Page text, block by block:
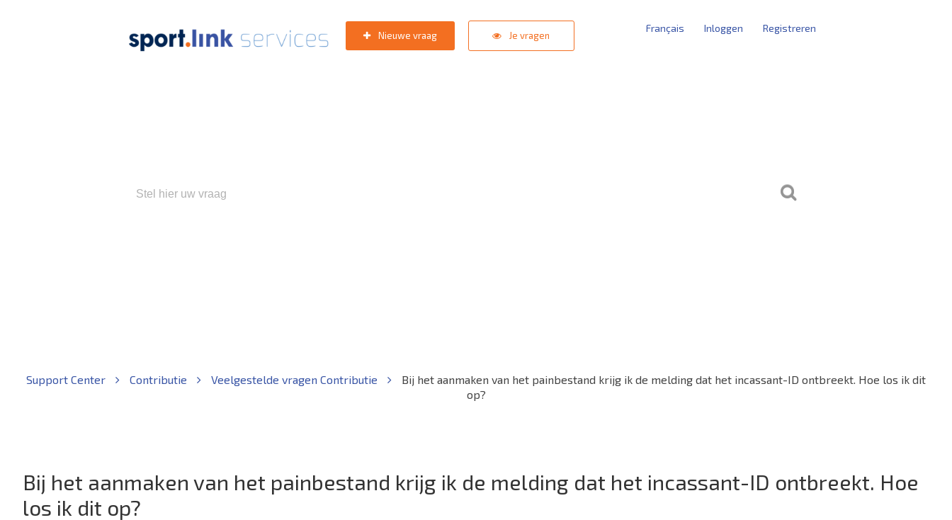
Nieuwe vraag Je vragen
Français Inloggen Registreren
Support Center Contributie Veelgestelde vragen Contributie
Bij het aanmaken van het painbestand krijg ik de melding dat het incassant-ID ontbreekt. Hoe los ik dit
op?
Bij het aanmaken van het painbestand krijg ik de melding dat het incassant-ID ontbreekt. Hoe
los ik dit op?